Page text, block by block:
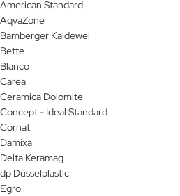
American Standard
AqvaZone
Bamberger Kaldewei
Bette
Blanco
Carea
Ceramica Dolomite
Concept - Ideal Standard
Cornat
Damixa
Delta Keramag
dp Düsselplastic
Egro